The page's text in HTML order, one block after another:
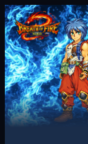
Aller
au
contenu
Breath
of
Fire
World